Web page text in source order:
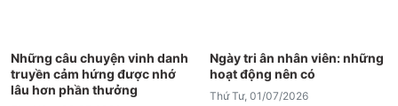
Những câu chuyện vinh danh
truyền cảm hứng được nhớ
lâu hơn phần thưởng
Ngày tri ân nhân viên: những
hoạt động nên có
Thứ Tư, 01/07/2026